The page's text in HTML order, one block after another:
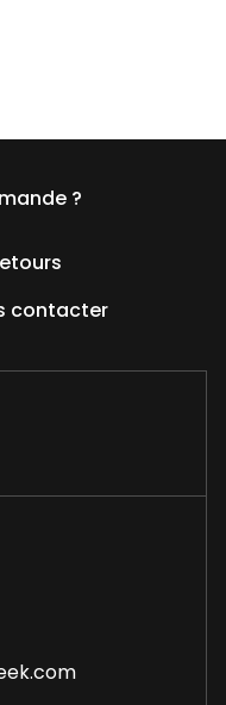
?
contacter